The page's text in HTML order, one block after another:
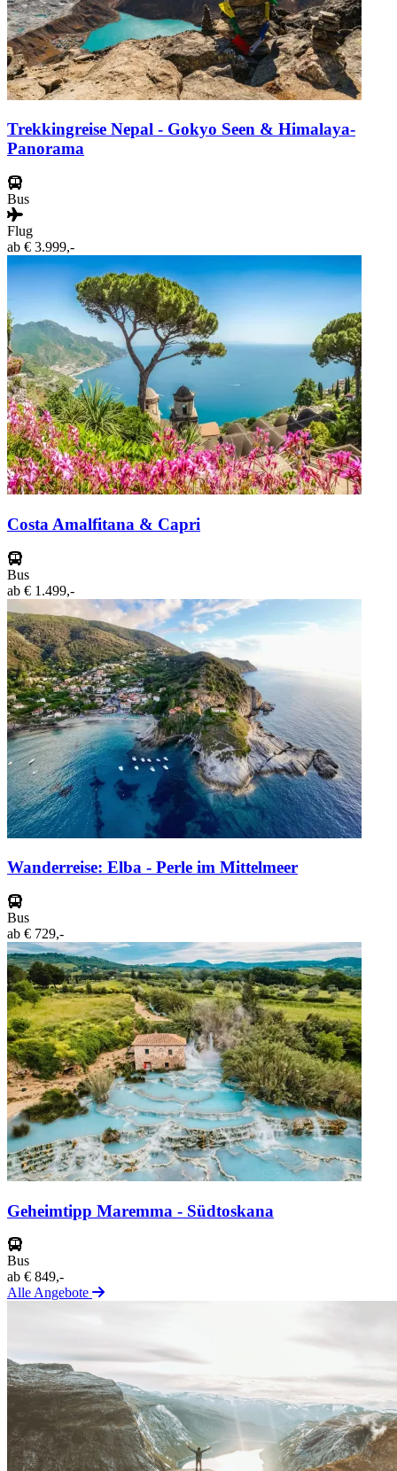
Trekkingreise Nepal - Gokyo Seen & Himalaya-
Panorama
Bus
Flug
ab € 3.999,-
Costa Amalfitana & Capri
Bus
ab € 1.499,-
Wanderreise: Elba - Perle im Mittelmeer
Bus
ab € 729,-
Geheimtipp Maremma - Südtoskana
Bus
ab € 849,-
Alle Angebote